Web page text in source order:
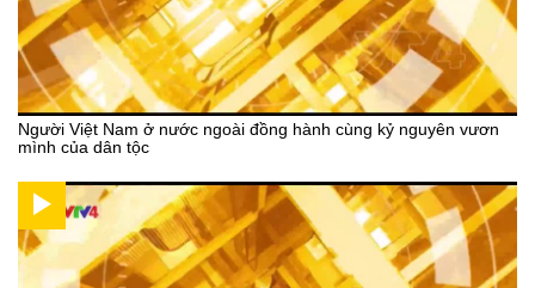
Người Việt Nam ở nước ngoài đồng hành cùng kỷ nguyên vươn
mình của dân tộc